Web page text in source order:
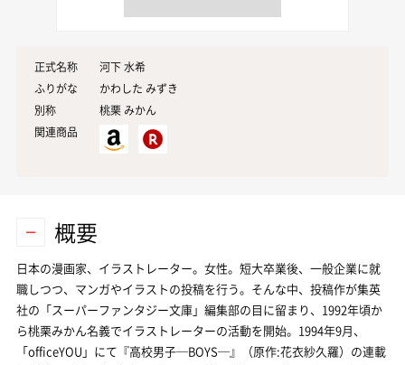
正式名称
河下 水希
ふりがな
かわした みずき
別称
桃栗 みかん
関連商品
概要
日本の漫画家、イラストレーター。女性。短大卒業後、一般企業に就
職しつつ、マンガやイラストの投稿を行う。そんな中、投稿作が集英
社の「スーパーファンタジー文庫」編集部の目に留まり、1992年頃か
ら桃栗みかん名義でイラストレーターの活動を開始。1994年9月、
「officeYOU」にて『高校男子─BOYS─』（原作:花衣紗久羅）の連載